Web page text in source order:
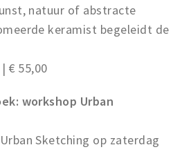
natuur of abstracte
keramist begeleidt de
€ 55,00
workshop Urban
Sketching op zaterdag